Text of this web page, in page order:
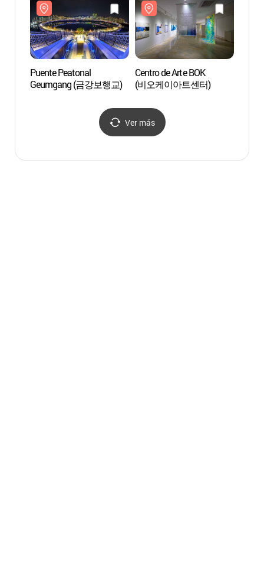
Puente Peatonal
Geumgang (금강보행교)
Centro de Arte BOK
(비오케이아트센터)
Ver más